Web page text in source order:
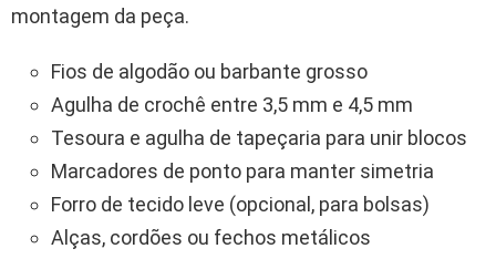
montagem da peça.
Fios de algodão ou barbante grosso
Agulha de crochê entre 3,5 mm e 4,5 mm
Tesoura e agulha de tapeçaria para unir blocos
Marcadores de ponto para manter simetria
Forro de tecido leve (opcional, para bolsas)
Alças, cordões ou fechos metálicos